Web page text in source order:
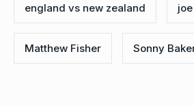
england vs new zealand
Matthew Fisher Sonny